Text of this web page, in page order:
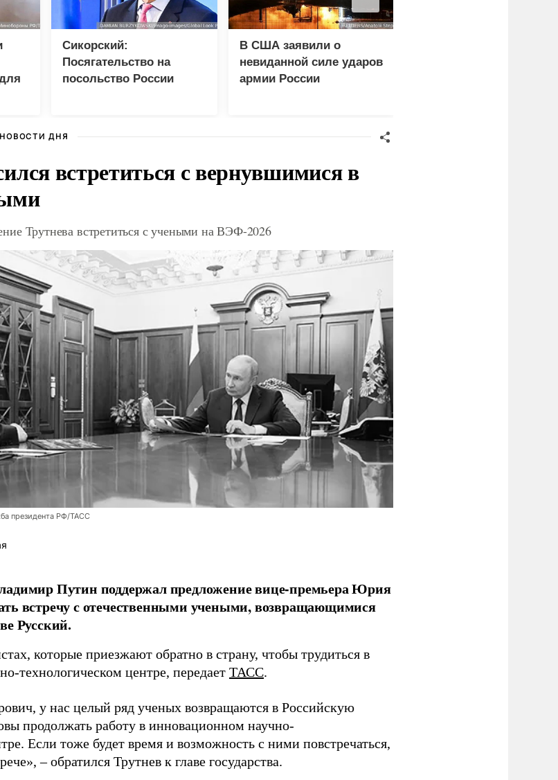
Сикорский:
Посягательство на
посольство России
В США заявили о
невиданной силе ударов
армии России
НОВОСТИ ДНЯ
встретиться с вернувшимися в
Трутнева встретиться с учеными на ВЭФ-2026
президента РФ/ТАСС
Путин поддержал предложение вице-премьера Юрия
встречу с отечественными учеными, возвращающимися
Русский.
которые приезжают обратно в страну, чтобы трудиться в
технологическом центре, передает ТАСС.
у нас целый ряд ученых возвращаются в Российскую
продолжать работу в инновационном научно-
Если тоже будет время и возможность с ними повстречаться,
– обратился Трутнев к главе государства.